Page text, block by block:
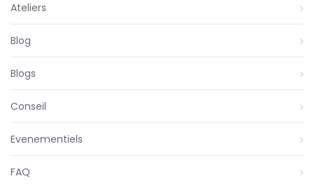
Ateliers
Blog
Blogs
Conseil
Evenementiels
FAQ